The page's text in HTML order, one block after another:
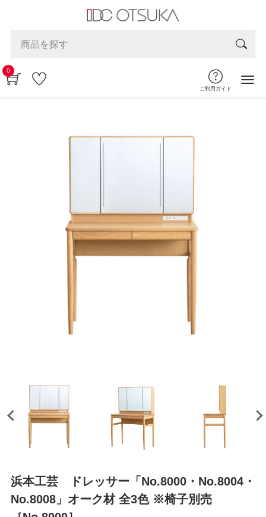
0
ご利用ガイド
浜本工芸 ドレッサー「No.8000・No.8004・
No.8008」オーク材 全3色 ※椅子別売